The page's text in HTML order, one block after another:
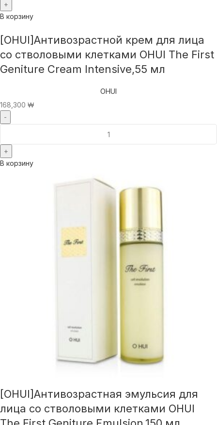
В корзину
[OHUI]Антивозрастной крем для лица
со стволовыми клетками OHUI The First
Geniture Cream Intensive,55 мл
OHUI
168,300 ₩
В корзину
[OHUI]Антивозрастная эмульсия для
лица со стволовыми клетками OHUI